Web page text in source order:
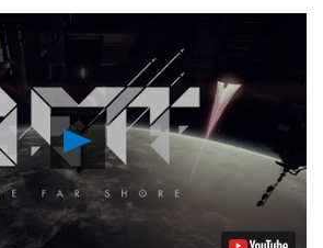
Play
Video